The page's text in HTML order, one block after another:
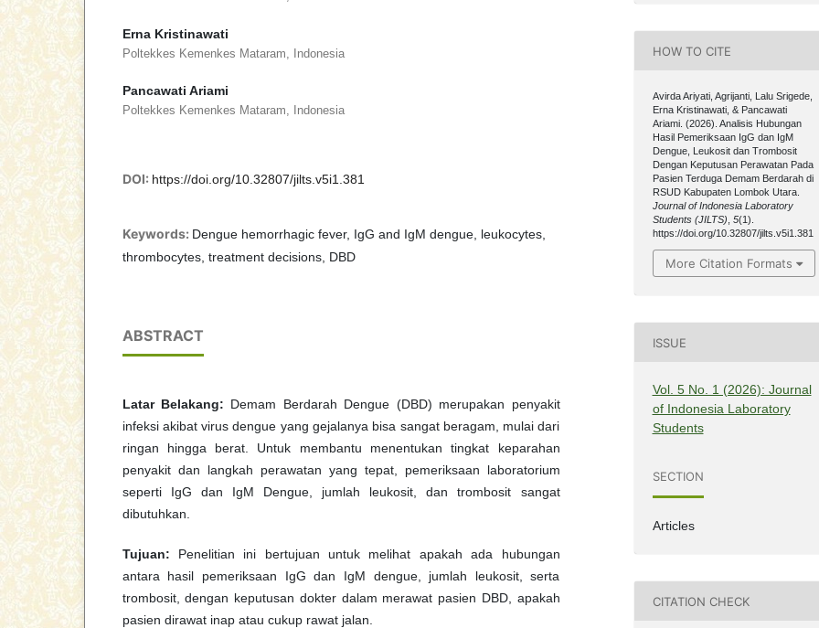
Erna Kristinawati
Poltekkes Kemenkes Mataram, Indonesia
Pancawati Ariami
Poltekkes Kemenkes Mataram, Indonesia
DOI: https://doi.org/10.32807/jilts.v5i1.381
Keywords: Dengue hemorrhagic fever, IgG and IgM dengue, leukocytes,
thrombocytes, treatment decisions, DBD
ABSTRACT
Latar Belakang: Demam Berdarah Dengue (DBD) merupakan penyakit
infeksi akibat virus dengue yang gejalanya bisa sangat beragam, mulai dari
ringan hingga berat. Untuk membantu menentukan tingkat keparahan
penyakit dan langkah perawatan yang tepat, pemeriksaan laboratorium
seperti IgG dan IgM Dengue, jumlah leukosit, dan trombosit sangat
dibutuhkan.
Tujuan: Penelitian ini bertujuan untuk melihat apakah ada hubungan
antara hasil pemeriksaan IgG dan IgM dengue, jumlah leukosit, serta
trombosit, dengan keputusan dokter dalam merawat pasien DBD, apakah
pasien dirawat inap atau cukup rawat jalan.
HOW TO CITE
Avirda Ariyati, Agrijanti, Lalu Srigede,
Erna Kristinawati, & Pancawati
Ariami. (2026). Analisis Hubungan
Hasil Pemeriksaan IgG dan IgM
Dengue, Leukosit dan Trombosit
Dengan Keputusan Perawatan Pada
Pasien Terduga Demam Berdarah di
RSUD Kabupaten Lombok Utara.
Journal of Indonesia Laboratory
Students (JILTS) 5(1).
https://doi.org/10.32807/jilts.v5i1.381
More Citation Formats
ISSUE
Vol. 5 No. 1 (2026): Journal
of Indonesia Laboratory
Students
SECTION
Articles
CITATION CHECK